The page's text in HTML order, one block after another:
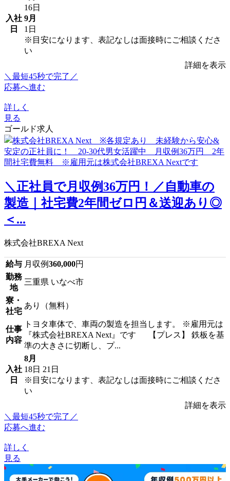
入社
日
16日
9月
1日
※目安になります、表記なしは面接時にご相談くださ
い
詳細を表示
＼最短45秒で完了／
応募へ進む
詳しく
見る
ゴールド求人
＼正社員で月収例36万円！／自動車の
製造｜社宅費2年間ゼロ円＆送迎あり◎
＜...
株式会社BREXA Next
給与 月収例360,000円
勤務
地
三重県 いなべ市
寮・
社宅
あり（無料）
仕事
内容
トヨタ車体で、車両の製造を担当します。 ※雇用元は
『株式会社BREXA Next』です 【プレス】 鉄板を基
準の大きさに切断し、プ...
入社
日
8月
18日 21日
※目安になります、表記なしは面接時にご相談くださ
い
詳細を表示
＼最短45秒で完了／
応募へ進む
詳しく
見る